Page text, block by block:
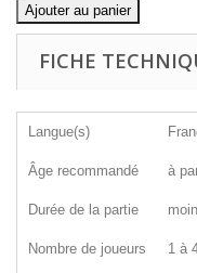
Ajouter au panier
FICHE
Langue(s)
Âge recommandé à
Durée de la partie
Nombre de joueurs 1 à